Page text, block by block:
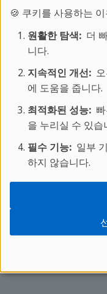
고객 서비스:
온라인 문의
문의처
FAQ
인기있는 도시:
세인트 줄리앙스
말라가(스페인
🍪 쿠키를 사용하는
원활한 탐색:더 빠
니다.
지속적인 개선:오
에 도움을 줍니다.
최적화된 성능:빠
을 누리실 수 있습
필수 기능:일부 기
하지 않습니다.